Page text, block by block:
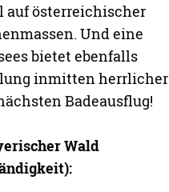
auf österreichischer
Und eine
bietet ebenfalls
inmitten herrlicher
Badeausflug!
Wald